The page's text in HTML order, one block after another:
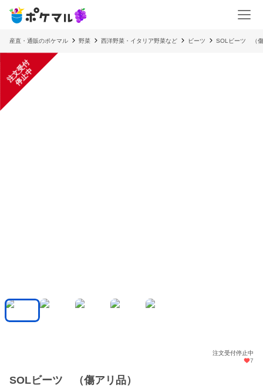
産直・通販のポケマル 野菜 西洋野菜・イタリア野菜など ビーツ SOLビーツ （
注
文
受
付
停
止
中
注文受付停止中
7
SOLビーツ （傷アリ品）